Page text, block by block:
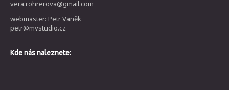
vera.rohrerova@gmail.com
webmaster: Petr Vaněk
petr@mvstudio.cz
Kde nás naleznete: